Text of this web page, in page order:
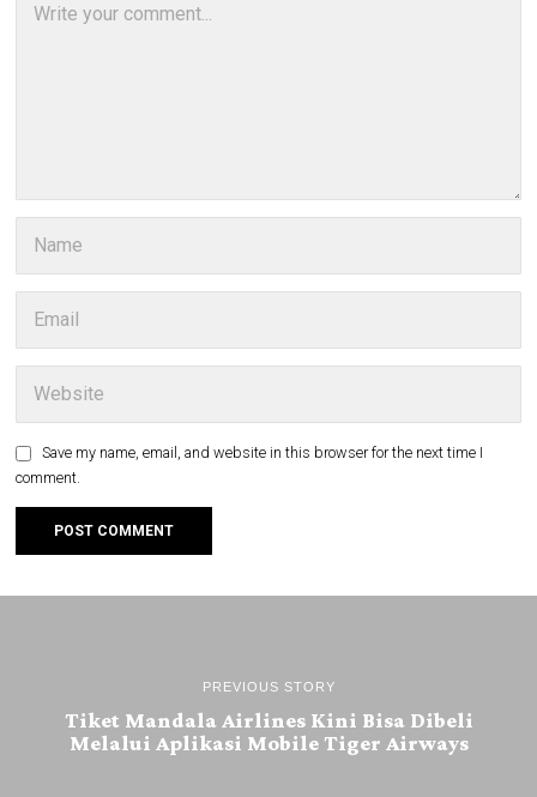
Save my name, email, and website in this browser for the next time I
comment.
PREVIOUS STORY
Tiket Mandala Airlines Kini Bisa Dibeli
Melalui Aplikasi Mobile Tiger Airways